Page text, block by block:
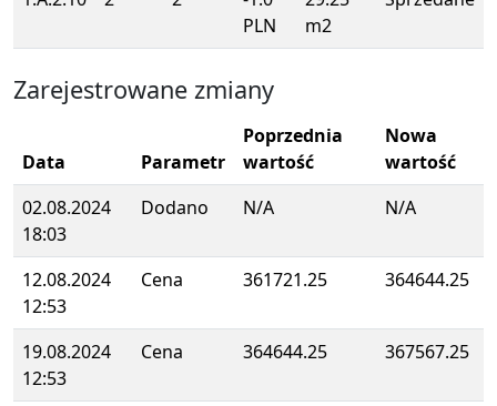
PLN
m2
Zarejestrowane zmiany
Data Parametr
Poprzednia
wartość
Nowa
wartość
02.08.2024
18:03
Dodano N/A N/A
12.08.2024
12:53
Cena 361721.25 364644.25
19.08.2024
12:53
Cena 364644.25 367567.25